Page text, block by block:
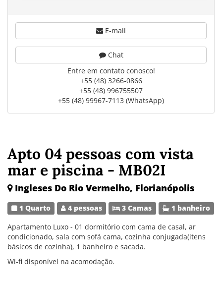
Apto 04 pessoas com vista
mar e piscina - MB02I
Ingleses Do Rio Vermelho, Florianópolis
1 Quarto 4 pessoas 3 Camas 1 banheiro
Apartamento Luxo - 01 dormitório com cama de casal, ar
condicionado, sala com sofá cama, cozinha conjugada(itens
básicos de cozinha), 1 banheiro e sacada.
Wi-fi disponível na acomodação.
E-mail
Chat
Entre em contato conosco!
+55 (48) 3266-0866
+55 (48) 996755507
+55 (48) 99967-7113 (WhatsApp)